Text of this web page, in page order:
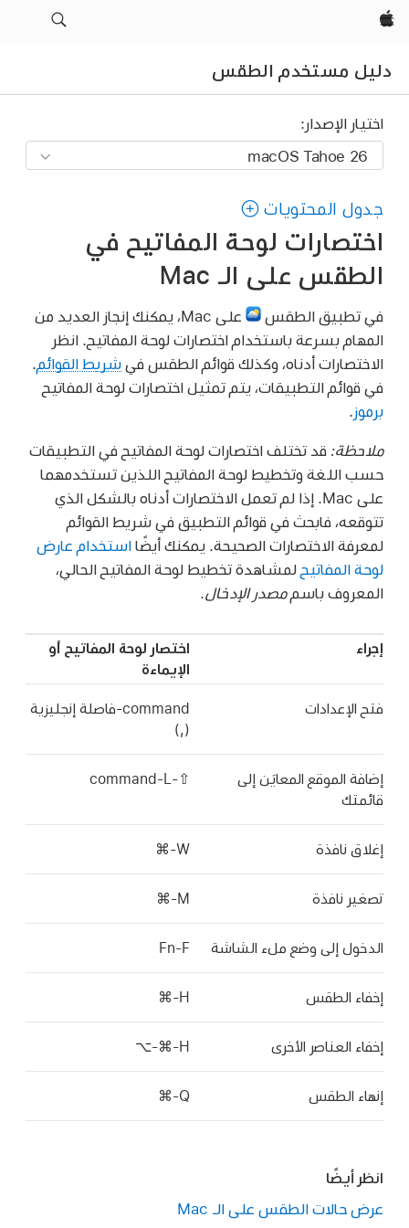
Apple‏
دليل مستخدم الطقس
اختيار الإصدار:
جدول المحتويات
اختصارات لوحة المفاتيح في
الطقس على الـ Mac
في تطبيق الطقس
على Mac، يمكنك إنجاز العديد من
المهام بسرعة باستخدام اختصارات لوحة المفاتيح. انظر
الاختصارات أدناه، وكذلك قوائم الطقس في شريط القوائم
في قوائم التطبيقات، يتم تمثيل اختصارات لوحة المفاتيح
برموز
ملاحظة: قد تختلف اختصارات لوحة المفاتيح في التطبيقات
حسب اللغة وتخطيط لوحة المفاتيح اللذين تستخدمهما
على Mac. إذا لم تعمل الاختصارات أدناه بالشكل الذي
تتوقعه، فابحث في قوائم التطبيق في شريط القوائم
لمعرفة الاختصارات الصحيحة. يمكنك أيضًا استخدام عارض
لوحة المفاتيح لمشاهدة تخطيط لوحة المفاتيح الحالي،
المعروف باسممصدر الإدخال
إجراء
اختصار لوحة المفاتيح أو
الإيماءة
فتح الإعدادات
‏command-فاصلة إنجليزية
(‎,‎)
إضافة الموقع المعايَن إلى
قائمتك
⇧-command-L
إغلاق نافذة W-⌘
تصغير نافذة M-⌘
الدخول إلى وضع ملء الشاشة Fn-F
إخفاء الطقس H-⌘
إخفاء العناصر الأخرى H-⌘-⌥
إنهاء الطقس Q-⌘
انظر أيضًا
عرض حالات الطقس على الـ Mac